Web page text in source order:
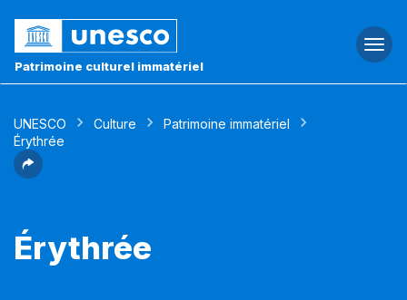
Patrimoine culturel immatériel
UNESCO Culture
Patrimoine immatériel
Érythrée
Érythrée